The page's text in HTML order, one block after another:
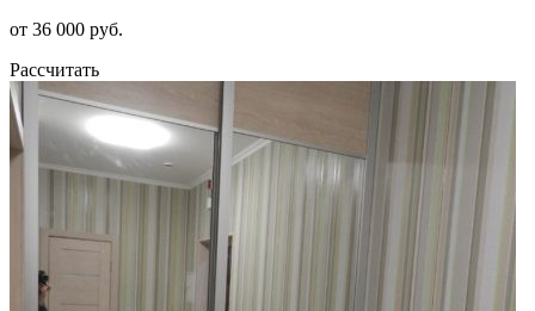
от 36 000 руб.
Рассчитать